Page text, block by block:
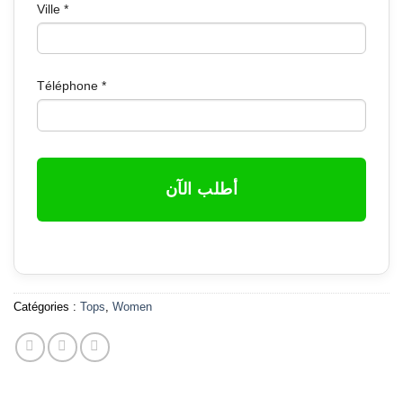
Ville *
Téléphone *
أطلب الآن
Catégories : Tops, Women